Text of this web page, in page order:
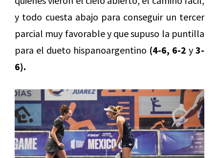
y todo cuesta abajo para conseguir un tercer
parcial muy favorable y que supuso la puntilla
para el dueto hispanoargentino (4-6, 6-2 y3-
6).